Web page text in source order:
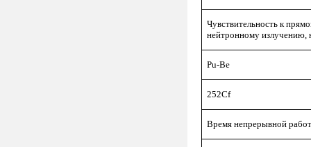
Чувствительность к
нейтронному излучению,
Pu-Be
252Сf
Время непрерывной